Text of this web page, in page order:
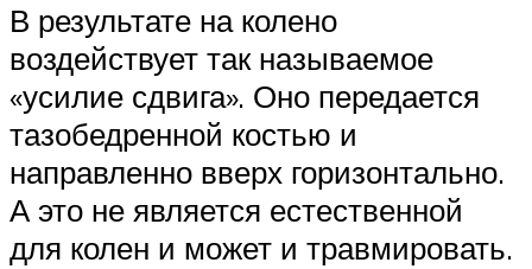
В результате на колено
воздействует так называемое
«усилие сдвига». Оно передается
тазобедренной костью и
направленно вверх горизонтально.
А это не является естественной
для колен и может и травмировать.